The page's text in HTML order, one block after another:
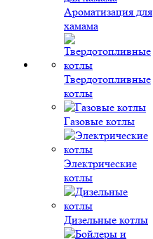
Ароматизация для
хамама
Твердотопливные
котлы
Газовые котлы
Электрические
котлы
Дизельные котлы